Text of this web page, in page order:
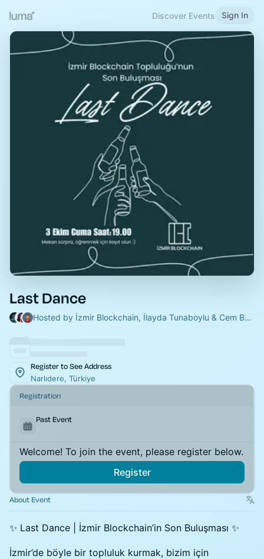
Discover Events Sign In
Last Dance
Hosted by İzmir Blockchain, İlayda Tunaboylu & Cem Bozfırat
Register to See Address
Narlıdere, Türkiye
Registration
Past Event
Welcome! To join the event, please register below.
Register
About Event
✨ Last Dance | İzmir Blockchain’in Son Buluşması ✨
İzmir’de böyle bir topluluk kurmak, bizim için